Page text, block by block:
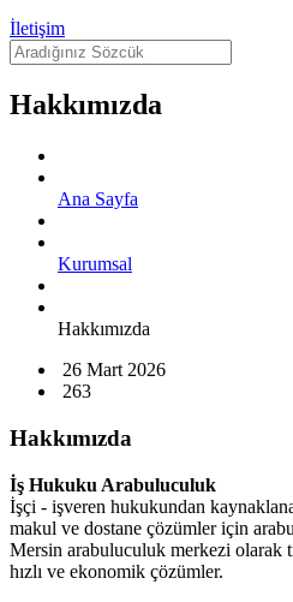
İletişim
Hakkımızda
Ana Sayfa
Kurumsal
Hakkımızda
26 Mart 2026
263
Hakkımızda
İş Hukuku Arabuluculuk
İşçi - işveren hukukundan
makul ve dostane çözümler için
Mersin arabuluculuk merkezi olarak
hızlı ve ekonomik çözümler.